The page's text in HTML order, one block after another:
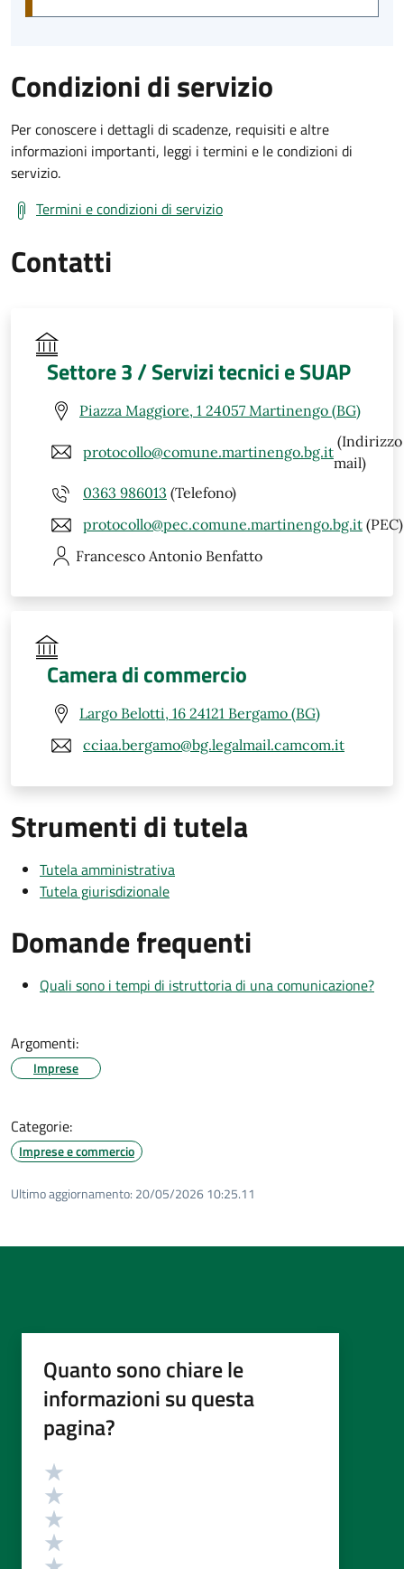
Condizioni di servizio
Per conoscere i dettagli di scadenze, requisiti e altre
informazioni importanti, leggi i termini e le condizioni di
servizio.
Termini e condizioni di servizio
Contatti
Settore 3 / Servizi tecnici e SUAP
Piazza Maggiore, 1 24057 Martinengo (BG)
protocollo@comune.martinengo.bg.it
(Indirizzo
mail)
0363 986013 (Telefono)
protocollo@pec.comune.martinengo.bg.it (PEC)
Francesco Antonio Benfatto
Camera di commercio
Largo Belotti, 16 24121 Bergamo (BG)
cciaa.bergamo@bg.legalmail.camcom.it
Strumenti di tutela
Tutela amministrativa
Tutela giurisdizionale
Domande frequenti
Quali sono i tempi di istruttoria di una comunicazione?
Argomenti:
Imprese
Categorie:
Imprese e commercio
Ultimo aggiornamento: 20/05/2026 10:25.11
Quanto sono chiare le
informazioni su questa
pagina?
Valutazione